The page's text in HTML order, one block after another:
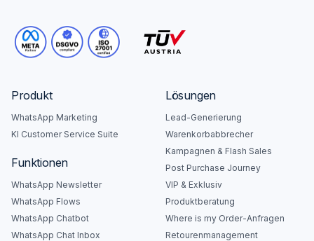
Produkt
WhatsApp Marketing
KI Customer Service Suite
Funktionen
WhatsApp Newsletter
WhatsApp Flows
WhatsApp Chatbot
WhatsApp Chat Inbox
Lösungen
Lead-Generierung
Warenkorbabbrecher
Kampagnen & Flash Sales
Post Purchase Journey
VIP & Exklusiv
Produktberatung
Where is my Order-Anfragen
Retourenmanagement